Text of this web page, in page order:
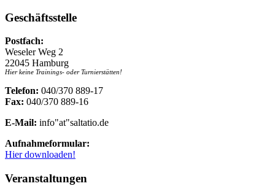
Geschäftsstelle
Postfach:
Weseler Weg 2
22045 Hamburg
Hier keine Trainings- oder Turnierstätten!
Telefon: 040/370 889-17
Fax: 040/370 889-16
E-Mail: info"at"saltatio.de
Aufnahmeformular:
Hier downloaden!
Veranstaltungen